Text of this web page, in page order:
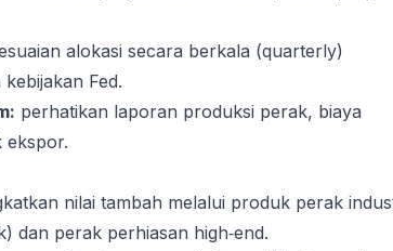
alokasi secara berkala (quarterly)
Fed.
perhatikan laporan produksi perak, biaya
ekspor.
nilai tambah melalui produk perak
dan perak perhiasan high‑end.